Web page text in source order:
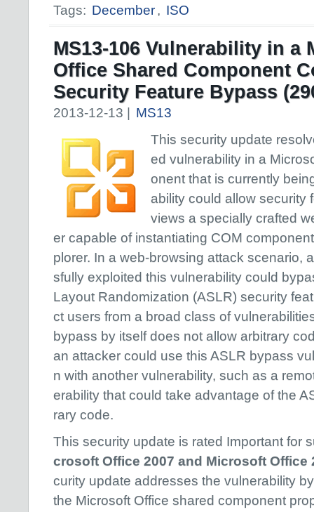
Tags: December, ISO
MS13-106 Vulnerability in a
Office Shared Component
Security Feature Bypass
2013-12-13 |
MS13
This security update
ed vulnerability in a
onent that is currently
ability could allow security
views a specially crafted
er capable of instantiating COM
plorer. In a web-browsing attack scenario,
sfully exploited this vulnerability could
Layout Randomization (ASLR) security
ct users from a broad class of
bypass by itself does not allow arbitrary
an attacker could use this ASLR bypass
n with another vulnerability, such as a
erability that could take advantage of the
rary code.
This security update is rated Important for
crosoft Office 2007 and Microsoft Office
curity update addresses the vulnerability
the Microsoft Office shared component